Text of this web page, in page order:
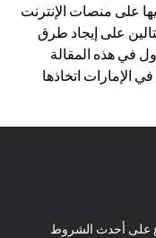
على منصات الإنترنت
على إيجاد طرق
في هذه المقالة
الإمارات اتخاذها
على أحدث الشروط